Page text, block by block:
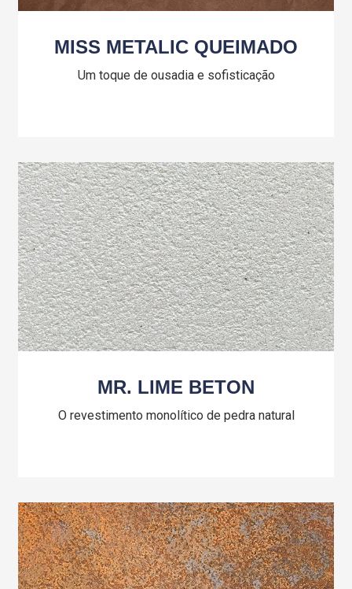
MISS METALIC QUEIMADO
Um toque de ousadia e sofisticação
MR. LIME BETON
O revestimento monolítico de pedra natural